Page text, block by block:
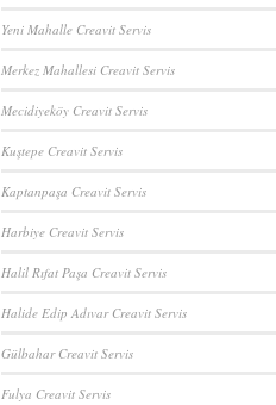
Yeni Mahalle Creavit Servis
Merkez Mahallesi Creavit Servis
Mecidiyeköy Creavit Servis
Kuştepe Creavit Servis
Kaptanpaşa Creavit Servis
Harbiye Creavit Servis
Halil Rıfat Paşa Creavit Servis
Halide Edip Adıvar Creavit Servis
Gülbahar Creavit Servis
Fulya Creavit Servis